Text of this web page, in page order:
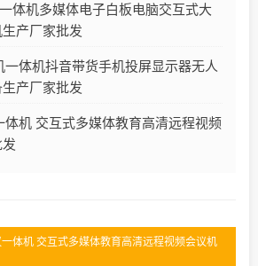
体机多媒体电子白板电脑交互式大
产厂家批发
一体机抖音带货手机投屏显示器无人
产厂家批发
体机 交互式多媒体教育高清远程视频
体机 交互式多媒体教育高清远程视频会议机